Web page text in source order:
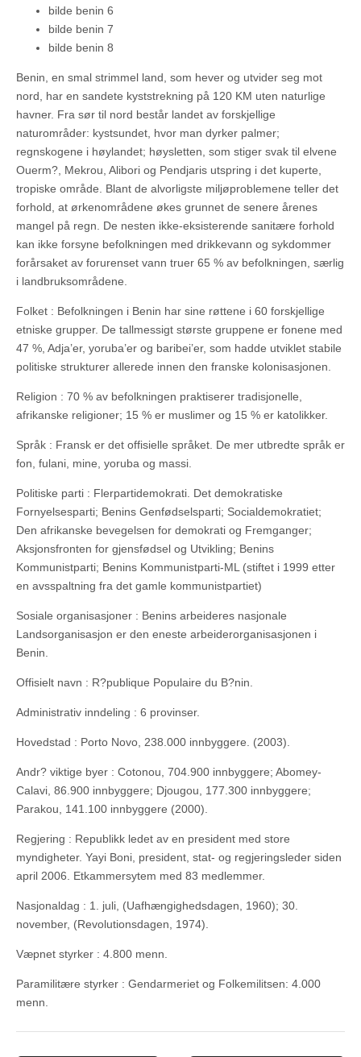
bilde benin 6
bilde benin 7
bilde benin 8
Benin, en smal strimmel land, som hever og utvider seg mot
nord, har en sandete kyststrekning på 120 KM uten naturlige
havner. Fra sør til nord består landet av forskjellige
naturområder: kystsundet, hvor man dyrker palmer;
regnskogene i høylandet; høysletten, som stiger svak til elvene
Ouerm?, Mekrou, Alibori og Pendjaris utspring i det kuperte,
tropiske område. Blant de alvorligste miljøproblemene teller det
forhold, at ørkenområdene økes grunnet de senere årenes
mangel på regn. De nesten ikke-eksisterende sanitære forhold
kan ikke forsyne befolkningen med drikkevann og sykdommer
forårsaket av forurenset vann truer 65 % av befolkningen, særlig
i landbruksområdene.
Folket : Befolkningen i Benin har sine røttene i 60 forskjellige
etniske grupper. De tallmessigt største gruppene er fonene med
47 %, Adja’er, yoruba’er og baribei’er, som hadde utviklet stabile
politiske strukturer allerede innen den franske kolonisasjonen.
Religion : 70 % av befolkningen praktiserer tradisjonelle,
afrikanske religioner; 15 % er muslimer og 15 % er katolikker.
Språk : Fransk er det offisielle språket. De mer utbredte språk er
fon, fulani, mine, yoruba og massi.
Politiske parti : Flerpartidemokrati. Det demokratiske
Fornyelsesparti; Benins Genfødselsparti; Socialdemokratiet;
Den afrikanske bevegelsen for demokrati og Fremganger;
Aksjonsfronten for gjensfødsel og Utvikling; Benins
Kommunistparti; Benins Kommunistparti-ML (stiftet i 1999 etter
en avsspaltning fra det gamle kommunistpartiet)
Sosiale organisasjoner : Benins arbeideres nasjonale
Landsorganisasjon er den eneste arbeiderorganisasjonen i
Benin.
Offisielt navn : R?publique Populaire du B?nin.
Administrativ inndeling : 6 provinser.
Hovedstad : Porto Novo, 238.000 innbyggere. (2003).
Andr? viktige byer : Cotonou, 704.900 innbyggere; Abomey-
Calavi, 86.900 innbyggere; Djougou, 177.300 innbyggere;
Parakou, 141.100 innbyggere (2000).
Regjering : Republikk ledet av en president med store
myndigheter. Yayi Boni, president, stat- og regjeringsleder siden
april 2006. Etkammersytem med 83 medlemmer.
Nasjonaldag : 1. juli, (Uafhængighedsdagen, 1960); 30.
november, (Revolutionsdagen, 1974).
Væpnet styrker : 4.800 menn.
Paramilitære styrker : Gendarmeriet og Folkemilitsen: 4.000
menn.